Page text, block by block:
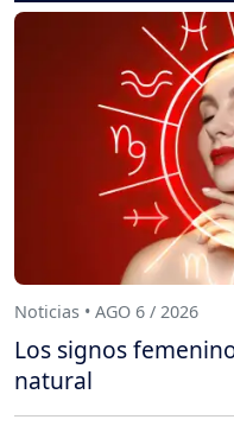
Noticias • AGO 6 / 2026
Los signos
natural